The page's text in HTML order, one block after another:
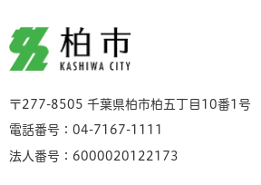
柏市
〒277-8505 千葉県柏市柏五丁目10番1号
電話番号：04-7167-1111
法人番号：6000020122173